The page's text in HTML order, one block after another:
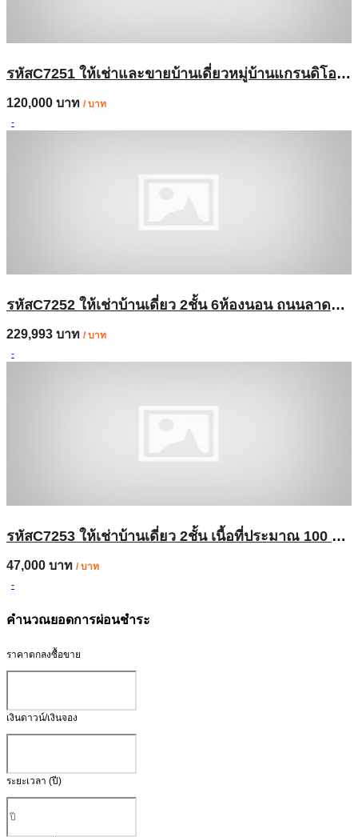
รหัสC7251 ให้เช่าและขายบ้านเดี่ยวหมู่บ้านแกรนดิโอ ลาดพร้าว-เกษตรนวมินทร์ บ้านตกแต่งสวยพร้อมอยู่
120,000 บาท / บาท
-
รหัสC7252 ให้เช่าบ้านเดี่ยว 2ชั้น 6ห้องนอน ถนนลาดพร้าวซอย 35 บ้านตกแต่งสวยพร้อมอยู่
229,993 บาท / บาท
-
รหัสC7253 ให้เช่าบ้านเดี่ยว 2ชั้น เนื้อที่ประมาณ 100 ตารางวา ย่านถนนนวมินทร์ บ้านตกแต่งพร้อมอยู่
47,000 บาท / บาท
-
คำนวณยอดการผ่อนชำระ
ราคาตกลงซื้อขาย
เงินดาวน์/เงินจอง
ระยะเวลา (ปี)